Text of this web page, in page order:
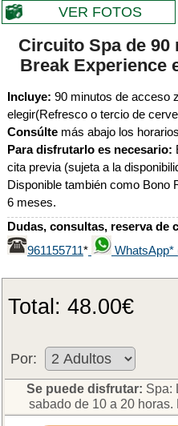
VER FOTOS
Circuito Spa de 90
Break Experience
Incluye: 90 minutos de acceso
elegir(Refresco o tercio de
Consúltemás abajo los
Para disfrutarlo es necesario:
cita previa (sujeta a la
Disponible también como Bono
6 meses.
Dudas, consultas, reserva de
961155711* WhatsApp*
Total: 48.00€
Por:
Se puede disfrutar: Spa:
sabado de 10 a 20